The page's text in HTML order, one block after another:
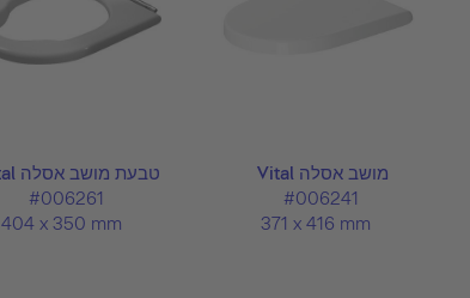
מושב אסלה Vital
#006241
371 x 416 mm
טבעת מושב אסלה Vital
#006261
404 x 350 mm